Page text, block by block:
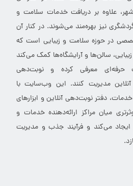
علاوه بر دریافت خدمات سلامت و
نیز بهره‌مند می‌شوند. در کنار آن
در حوزه سلامت و زیبایی است که
سالن‌ها و آرایشگاه‌ها کمک می‌کند
معرفی کرده و نوبت‌دهی
آنلاین مدیریت کنند. این وب‌سایت با
دفتر نوبت‌دهی آنلاین و ابزارهای
میان مراکز ارائه‌دهنده خدمات و
ایجاد می‌کند و فرآیند جذب و مدیریت